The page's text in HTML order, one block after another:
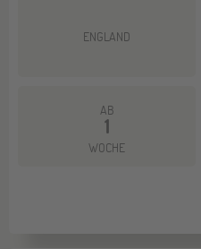
ENGLAND
AB
1
WOCHE